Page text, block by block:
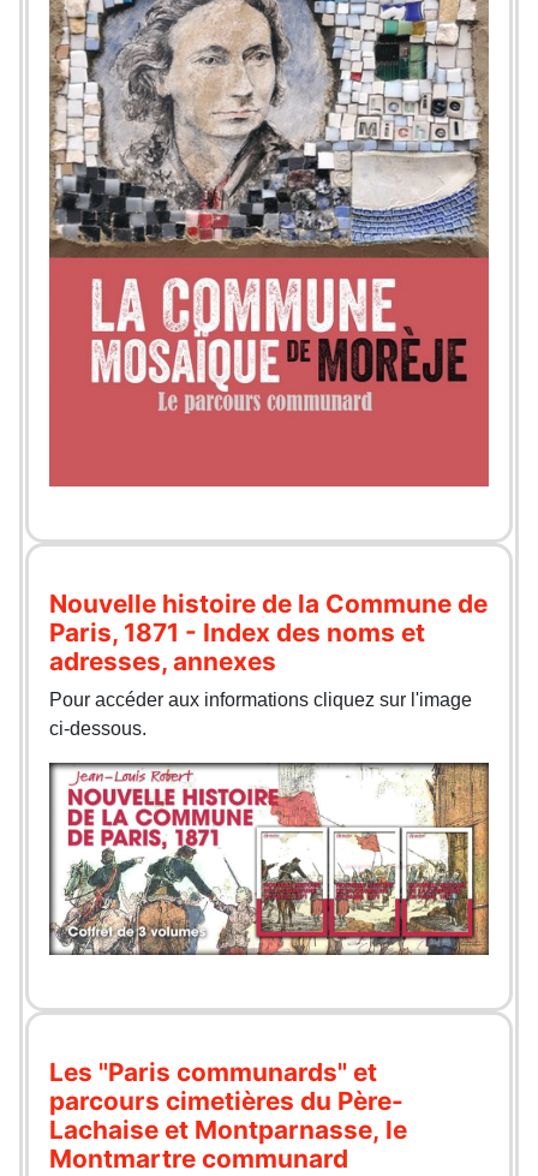
Nouvelle histoire de la Commune de
Paris, 1871 - Index des noms et
adresses, annexes
Pour accéder aux informations cliquez sur l'image
ci-dessous.
Les "Paris communards" et
parcours cimetières du Père-
Lachaise et Montparnasse, le
Montmartre communard